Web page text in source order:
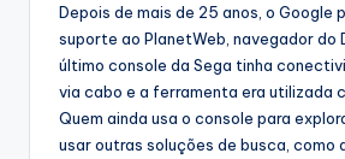
Depois de mais de 25 anos, o Google
suporte ao PlanetWeb, navegador do
último console da Sega tinha
via cabo e a ferramenta era utilizada
Quem ainda usa o console para
usar outras soluções de busca, como